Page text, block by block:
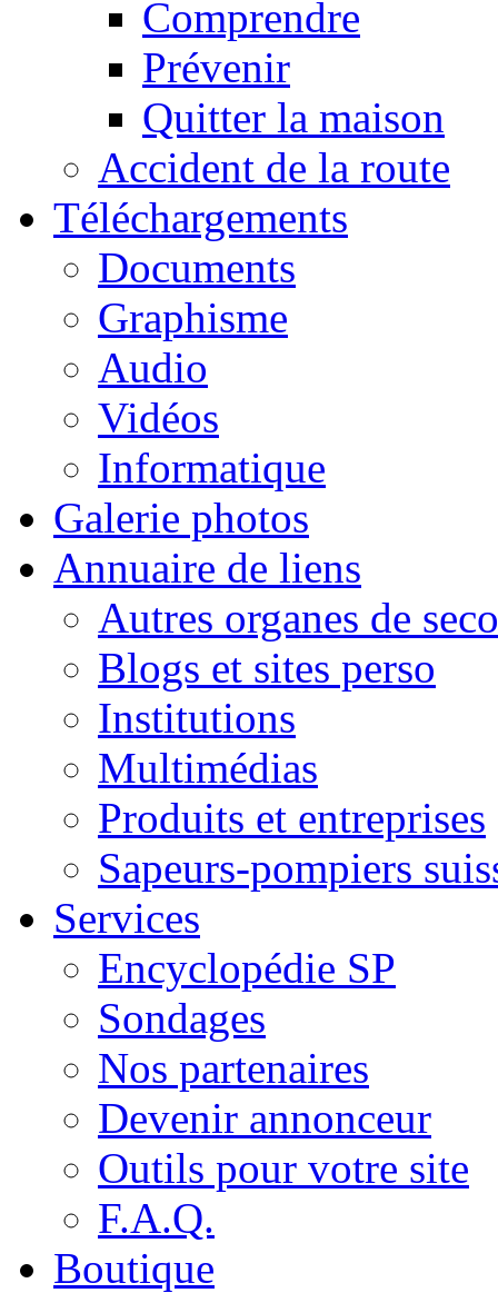
Comprendre
Prévenir
Quitter la maison
Accident de la route
Téléchargements
Documents
Graphisme
Audio
Vidéos
Informatique
Galerie photos
Annuaire de liens
Autres organes de
Blogs et sites perso
Institutions
Multimédias
Produits et entreprises
Sapeurs-pompiers
Services
Encyclopédie SP
Sondages
Nos partenaires
Devenir annonceur
Outils pour votre site
F.A.Q.
Boutique